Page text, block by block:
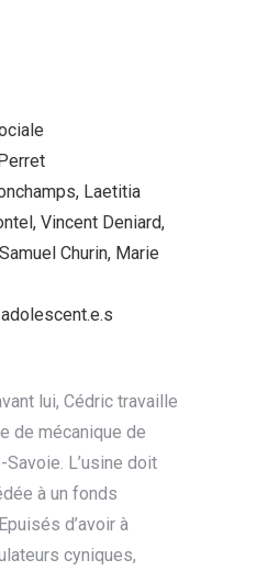
Laetitia
Vincent Deniard,
Churin, Marie
lui, Cédric travaille
de mécanique de
L’usine doit
à un fonds
d’avoir à
cyniques,